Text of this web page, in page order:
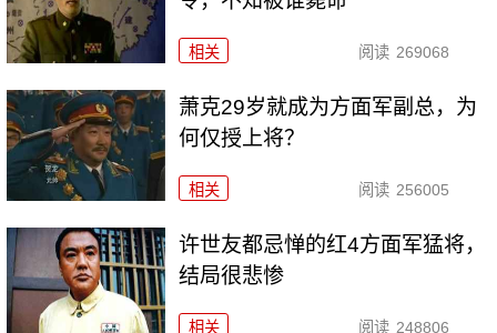
相关 阅读 269068
萧克29岁就成为方面军副总，为
何仅授上将？
相关 阅读 256005
许世友都忌惮的红4方面军猛将，
结局很悲惨
相关 阅读 248806